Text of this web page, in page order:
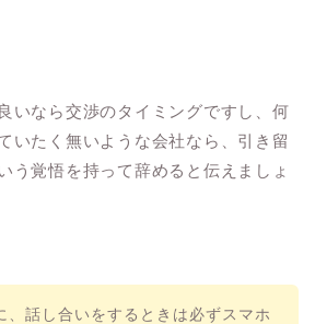
いなら交渉のタイミングですし、何
いたく無いような会社なら、引き留
う覚悟を持って辞めると伝えましょ
、話し合いをするときは必ずスマホ